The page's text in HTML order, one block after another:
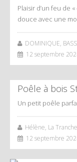
Plaisir d’un feu de
douce avec une
DOMINIQUE,
12 septembre
Poêle à bois
Un petit poêle
Hélène, La
12 septembre